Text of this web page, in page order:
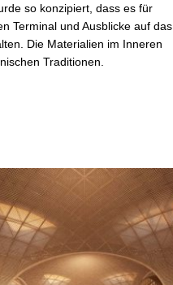
so konzipiert, dass es für
Terminal und Ausblicke auf das
Die Materialien im Inneren
Traditionen.